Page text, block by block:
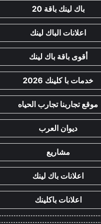
باك لينك باقة 20
اعلانات الباك لينك
أقوى باقة باك لينك
خدمات با كلينك 2026
موقع تجاربنا تجارب الحياه
ديوان العرب
مشاريع
اعلانات باك لينك
اعلانات باكلينك